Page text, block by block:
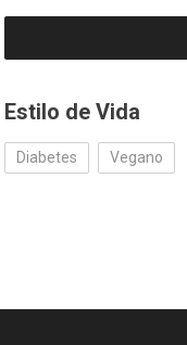
Estilo de Vida
Diabetes Vegano